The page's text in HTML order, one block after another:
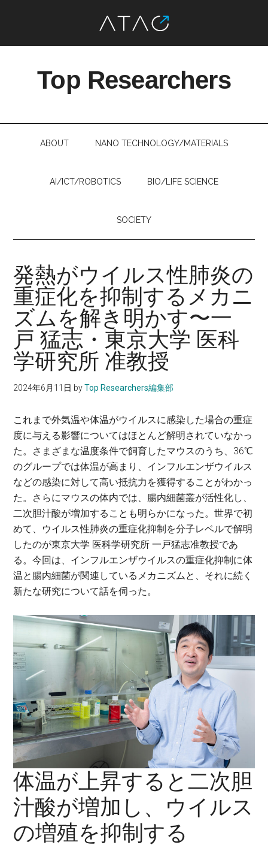
Top Researchers
に。
ABOUT NANO TECHNOLOGY/MATERIALS
AI/ICT/ROBOTICS BIO/LIFE SCIENCE
SOCIETY
発熱がウイルス性肺炎の
重症化を抑制するメカニ
ズムを解き明かす〜一
戸 猛志・東京大学 医科
学研究所 准教授
2024年6月11日 byTop Researchers編集部
これまで外気温や体温がウイルスに感染した場合の重症
度に与える影響についてはほとんど解明されていなかっ
た。さまざまな温度条件で飼育したマウスのうち、36℃
のグループでは体温が高まり、インフルエンザウイルス
などの感染に対して高い抵抗力を獲得することがわかっ
た。さらにマウスの体内では、腸内細菌叢が活性化し、
二次胆汁酸が増加することも明らかになった。世界で初
めて、ウイルス性肺炎の重症化抑制を分子レベルで解明
したのが東京大学 医科学研究所 一戸猛志准教授であ
る。今回は、インフルエンザウイルスの重症化抑制に体
温と腸内細菌が関連しているメカニズムと、それに続く
新たな研究について話を伺った。
体温が上昇すると二次胆
汁酸が増加し、ウイルス
の増殖を抑制する